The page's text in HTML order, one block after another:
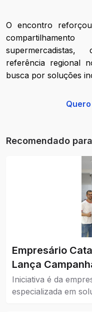
O encontro
referência regional
busca por soluções
Recomendado
Empresário
Lança
Impulsionar o
Iniciativa é da
especializada em